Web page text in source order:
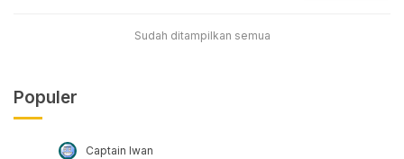
Sudah ditampilkan semua
Populer
Captain Iwan